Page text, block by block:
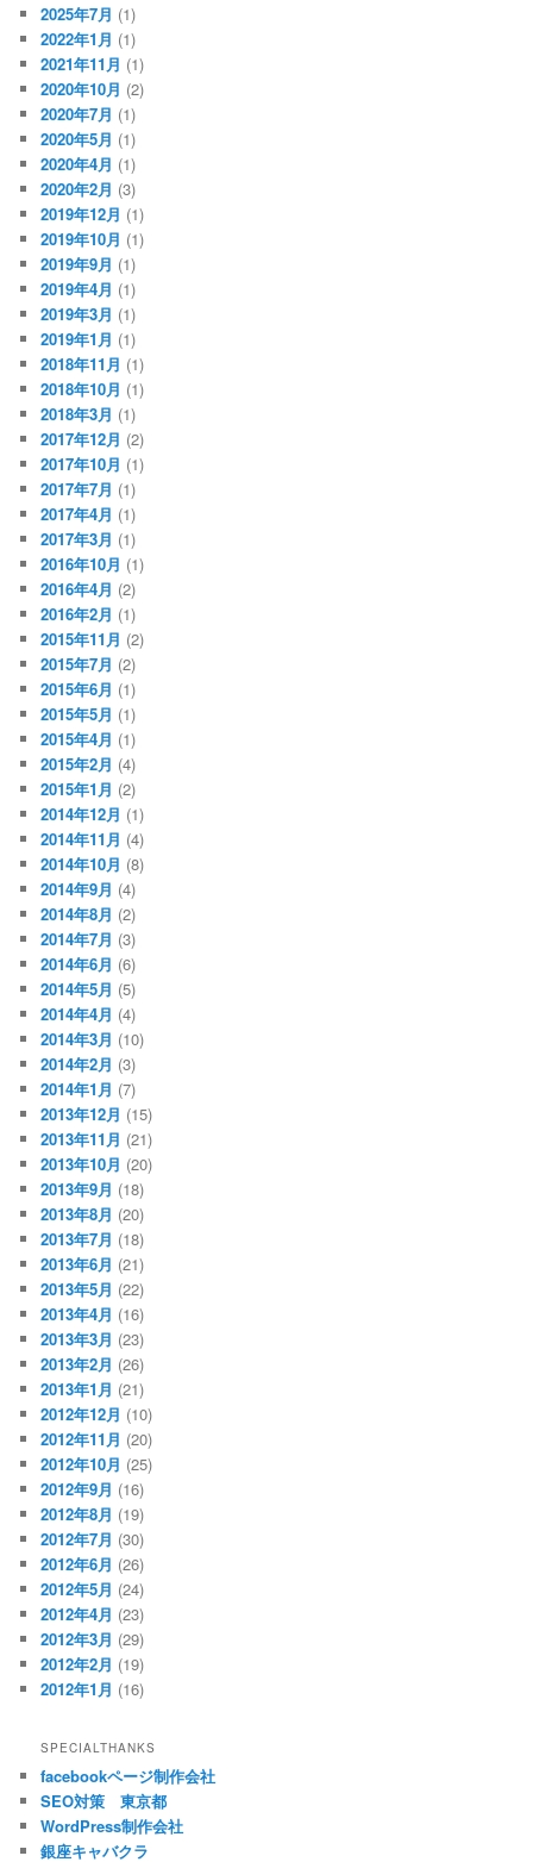
2025年7月 (1)
2022年1月 (1)
2021年11月 (1)
2020年10月 (2)
2020年7月 (1)
2020年5月 (1)
2020年4月 (1)
2020年2月 (3)
2019年12月 (1)
2019年10月 (1)
2019年9月 (1)
2019年4月 (1)
2019年3月 (1)
2019年1月 (1)
2018年11月 (1)
2018年10月 (1)
2018年3月 (1)
2017年12月 (2)
2017年10月 (1)
2017年7月 (1)
2017年4月 (1)
2017年3月 (1)
2016年10月 (1)
2016年4月 (2)
2016年2月 (1)
2015年11月 (2)
2015年7月 (2)
2015年6月 (1)
2015年5月 (1)
2015年4月 (1)
2015年2月 (4)
2015年1月 (2)
2014年12月 (1)
2014年11月 (4)
2014年10月 (8)
2014年9月 (4)
2014年8月 (2)
2014年7月 (3)
2014年6月 (6)
2014年5月 (5)
2014年4月 (4)
2014年3月 (10)
2014年2月 (3)
2014年1月 (7)
2013年12月 (15)
2013年11月 (21)
2013年10月 (20)
2013年9月 (18)
2013年8月 (20)
2013年7月 (18)
2013年6月 (21)
2013年5月 (22)
2013年4月 (16)
2013年3月 (23)
2013年2月 (26)
2013年1月 (21)
2012年12月 (10)
2012年11月 (20)
2012年10月 (25)
2012年9月 (16)
2012年8月 (19)
2012年7月 (30)
2012年6月 (26)
2012年5月 (24)
2012年4月 (23)
2012年3月 (29)
2012年2月 (19)
2012年1月 (16)
SPECIALTHANKS
facebookページ制作会社
SEO対策 東京都
WordPress制作会社
銀座キャバクラ